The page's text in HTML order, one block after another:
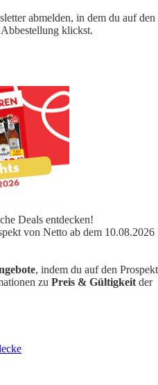
abmelden, in dem du auf den
klickst.
Deals entdecken!
von Netto ab dem 10.08.2026
, indem du auf den Prospekt
zu Preis & Gültigkeit der